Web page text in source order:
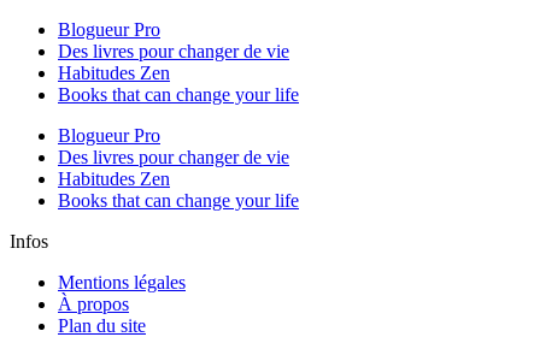
Blogueur Pro
Des livres pour changer de vie
Habitudes Zen
Books that can change your life
Blogueur Pro
Des livres pour changer de vie
Habitudes Zen
Books that can change your life
Infos
Mentions légales
À propos
Plan du site